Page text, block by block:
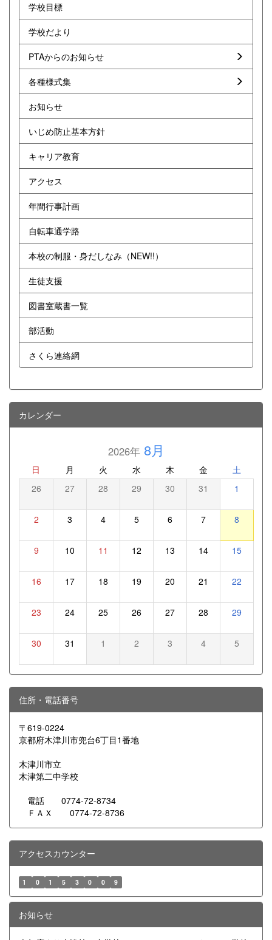
学校目標
学校だより
PTAからのお知らせ
各種様式集
お知らせ
いじめ防止基本方針
キャリア教育
アクセス
年間行事計画
自転車通学路
本校の制服・身だしなみ（NEW!!）
生徒支援
図書室蔵書一覧
部活動
さくら連絡網
カレンダー
2026年8月
日 月 火 水 木 金 土
26 27 28 29 30 31 1
2 3 4 5 6 7 8
9 10 11 12 13 14 15
16 17 18 19 20 21 22
23 24 25 26 27 28 29
30 31 1 2 3 4 5
住所・電話番号
〒619-0224
京都府木津川市兜台6丁目1番地
木津川市立
木津第二中学校
電話 0774-72-8734
ＦＡＸ 0774-72-8736
アクセスカウンター
1 0 1 5 3 0 0 9
お知らせ